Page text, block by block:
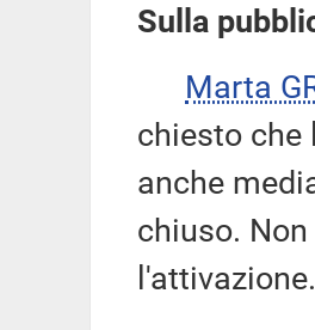
Sulla
Marta
chiesto che
anche
chiuso.
l'attivazione.